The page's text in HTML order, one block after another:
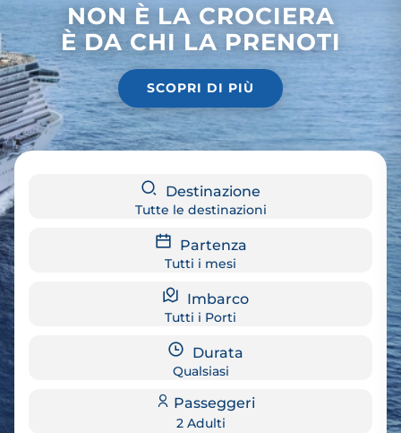
NON È LA CROCIERA
È DA CHI LA PRENOTI
SCOPRI DI PIÙ
Destinazione
Tutte le destinazioni
Partenza
Tutti i mesi
Imbarco
Tutti i Porti
Durata
Qualsiasi
Passeggeri
2 Adulti